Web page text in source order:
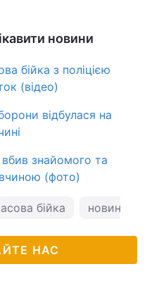
новини
бійка з поліцією
(відео)
відбулася на
знайомого та
(фото)
бійка новини
НАС